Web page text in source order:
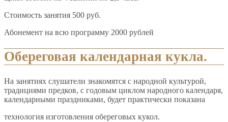
Стоимость занятия 500 руб.
Абонемент на всю программу 2000 рублей
Обереговая календарная кукла.
На занятиях слушатели знакомятся с народной культурой,
традициями предков, с годовым циклом народного календаря,
календарными праздниками, будет практически показана
технология изготовления обереговых кукол.